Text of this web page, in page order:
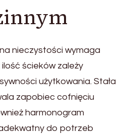
nieczystości wymaga
ścieków zależy
użytkowania. Stała
zapobiec cofnięciu
harmonogram
do potrzeb